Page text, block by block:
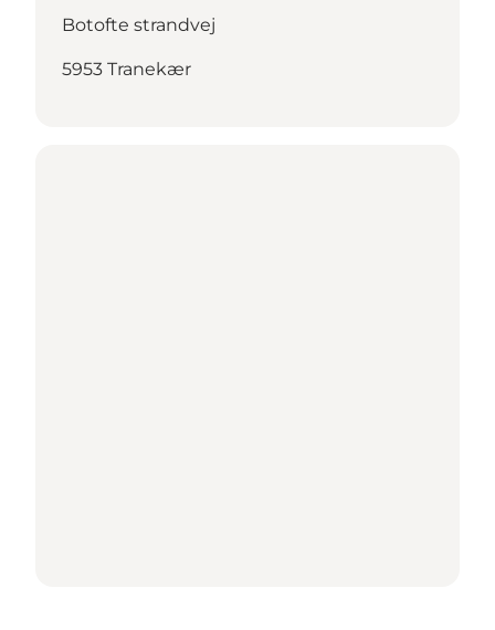
Botofte strandvej
5953 Tranekær